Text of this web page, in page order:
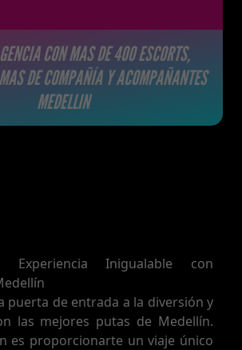
CON MAS DE 400 ESCORTS,
DE COMPAÑÍA Y ACOMPAÑANTES
MEDELLIN
Experiencia Inigualable con
puerta de entrada a la diversión y
las mejores putas de Medellín.
es proporcionarte un viaje único